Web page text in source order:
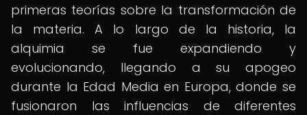
primeras teorías sobre la transformación de
la materia. A lo largo de la historia, la
alquimia se fue expandiendo y
evolucionando, llegando a su apogeo
durante la Edad Media en Europa, donde se
fusionaron las influencias de diferentes